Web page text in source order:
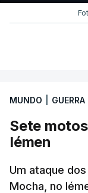
MUNDO
Sete
Iémen
Um ataque
Mocha, no